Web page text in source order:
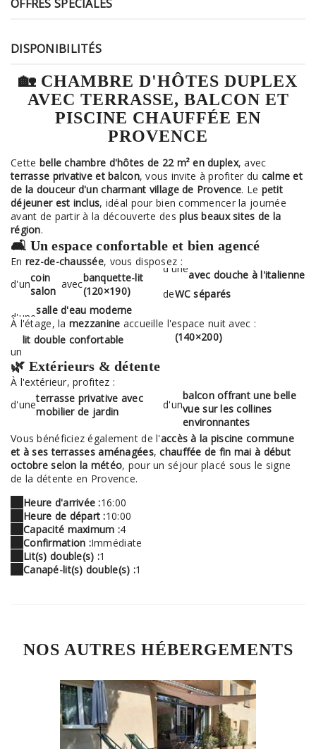
OFFRES SPÉCIALES
DISPONIBILITÉS
🏡 CHAMBRE D'HÔTES DUPLEX
AVEC TERRASSE, BALCON ET
PISCINE CHAUFFÉE EN
PROVENCE
Cette belle chambre d'hôtes de 22 m² en duplex, avec
terrasse privative et balcon, vous invite à profiter du calme et
de la douceur d'un charmant village de Provence. Le petit
déjeuner est inclus, idéal pour bien commencer la journée
avant de partir à la découverte desplus beaux sites de la
région.
🛋️ Un espace confortable et bien agencé
En rez-de-chaussée, vous disposez :
d'uncoin
salon avecbanquette-lit
(120×190)
d'une
salle d'eau moderne
avec douche à l'italienne
deWC séparés
À l'étage, la mezzanine accueille l'espace nuit avec :
un
lit double confortable (140×200)
🌿 Extérieurs & détente
À l'extérieur, profitez :
d'uneterrasse privative avec
mobilier de jardin
d'un
balcon offrant une belle
vue sur les collines
environnantes
Vous bénéficiez également de l'accès à la piscine commune
et à ses terrasses aménagées,chauffée de fin mai à début
octobre selon la météo, pour un séjour placé sous le signe
de la détente en Provence.
Heure d'arrivée :16:00
Heure de départ :10:00
Capacité maximum :4
Confirmation :Immédiate
Lit(s) double(s) :1
Canapé-lit(s) double(s) :1
NOS AUTRES HÉBERGEMENTS